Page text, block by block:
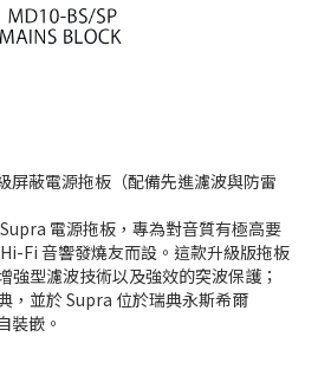
屏蔽電源拖板（配備先進濾波與防雷
電源拖板，專為對音質有極高要
Fi 音響發燒友而設。這款升級版拖板
強型濾波技術以及強效的突波保護；
，並於 Supra 位於瑞典永斯希爾
裝嵌。